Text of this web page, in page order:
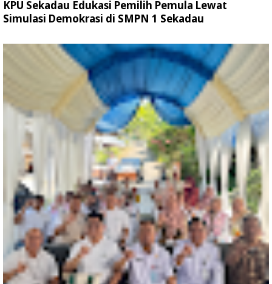
KPU Sekadau Edukasi Pemilih Pemula Lewat
Simulasi Demokrasi di SMPN 1 Sekadau